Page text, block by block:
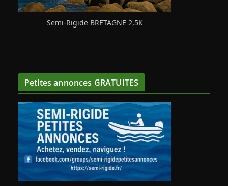
Semi-Rigide BRETAGNE 2,5K
Petites annonces GRATUITES